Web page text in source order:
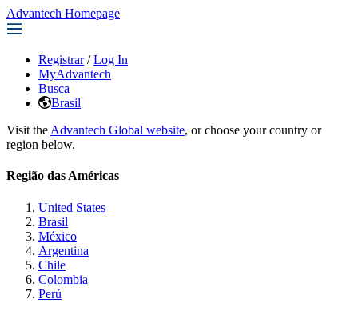
Advantech Homepage
Registrar / Log In
MyAdvantech
Busca
Brasil
Visit the Advantech Global website, or choose your country or
region below.
Região das Américas
United States
Brasil
México
Argentina
Chile
Colombia
Perú